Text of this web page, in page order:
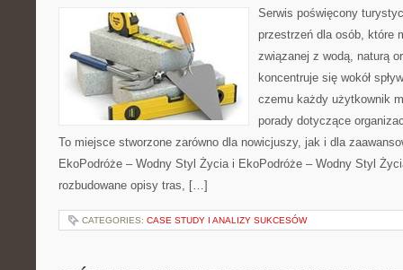
Serwis poświęcony
przestrzeń dla osób, które
związanej z wodą, naturą
koncentruje się wokół
czemu każdy użytkownik
porady dotyczące
To miejsce stworzone zarówno dla nowicjuszy, jak i dla
EkoPodróże – Wodny Styl Życia i EkoPodróże – Wodny Styl
rozbudowane opisy tras, […]
CATEGORIES: CASE STUDY I ANALIZY SUKCESÓW